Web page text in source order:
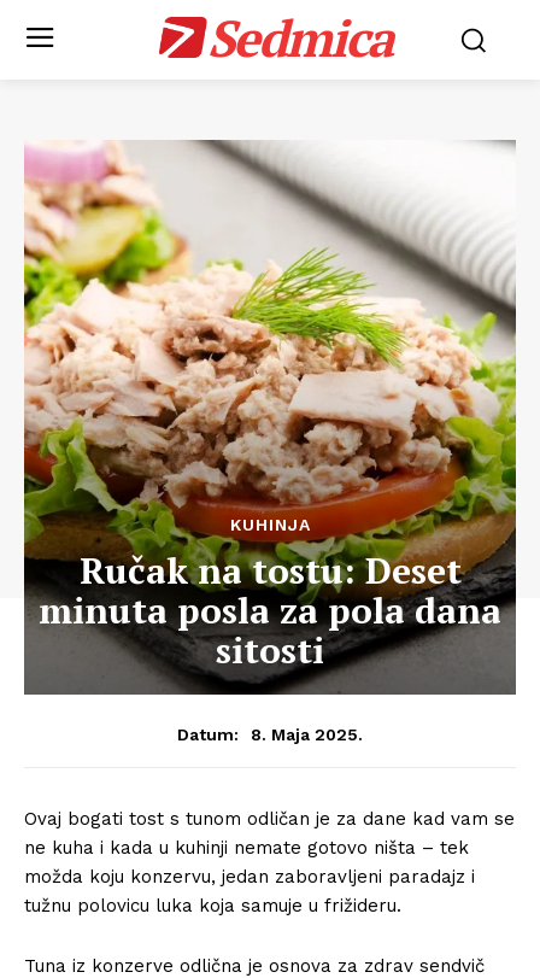
Sedmica
KUHINJA
Ručak na tostu: Deset
minuta posla za pola dana
sitosti
Datum: 8. Maja 2025.
Ovaj bogati tost s tunom odličan je za dane kad vam se
ne kuha i kada u kuhinji nemate gotovo ništa – tek
možda koju konzervu, jedan zaboravljeni paradajz i
tužnu polovicu luka koja samuje u frižideru.
Tuna iz konzerve odlična je osnova za zdrav sendvič